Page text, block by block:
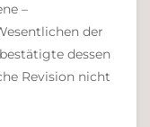
–
der
dessen
Revision nicht